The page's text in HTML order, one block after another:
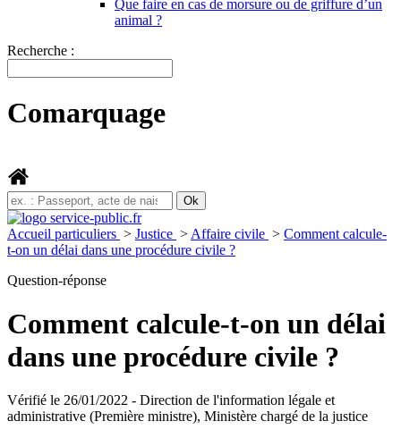
Que faire en cas de morsure ou de griffure d’un
animal ?
Recherche :
Comarquage
Accueil particuliers > Justice > Affaire civile > Comment calcule-
t-on un délai dans une procédure civile ?
Question-réponse
Comment calcule-t-on un délai
dans une procédure civile ?
Vérifié le 26/01/2022 - Direction de l'information légale et
administrative (Première ministre), Ministère chargé de la justice